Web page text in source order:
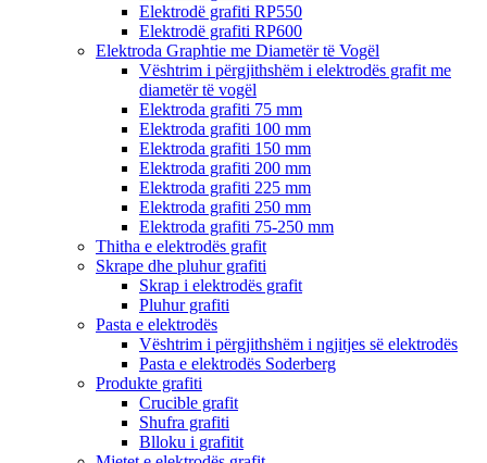
Elektrodë grafiti RP550
Elektrodë grafiti RP600
Elektroda Graphtie me Diametër të Vogël
Vështrim i përgjithshëm i elektrodës grafit me
diametër të vogël
Elektroda grafiti 75 mm
Elektroda grafiti 100 mm
Elektroda grafiti 150 mm
Elektroda grafiti 200 mm
Elektroda grafiti 225 mm
Elektroda grafiti 250 mm
Elektroda grafiti 75-250 mm
Thitha e elektrodës grafit
Skrape dhe pluhur grafiti
Skrap i elektrodës grafit
Pluhur grafiti
Pasta e elektrodës
Vështrim i përgjithshëm i ngjitjes së elektrodës
Pasta e elektrodës Soderberg
Produkte grafiti
Crucible grafit
Shufra grafiti
Blloku i grafitit